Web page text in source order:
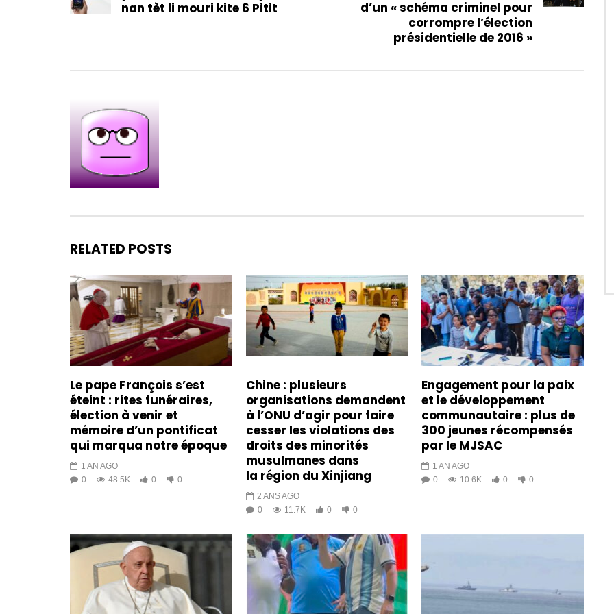
nan tèt li mouri kite 6 Pitit
d’un « schéma criminel pour
corrompre l’élection
présidentielle de 2016 »
RELATED POSTS
Le pape François s’est
éteint : rites funéraires,
élection à venir et
mémoire d’un pontificat
qui marqua notre époque
1 AN AGO
0
48.5K 0 0
Chine : plusieurs
organisations demandent
à l’ONU d’agir pour faire
cesser les violations des
droits des minorités
musulmanes dans
la région du Xinjiang
2 ANS AGO
0
11.7K 0 0
Engagement pour la paix
et le développement
communautaire : plus de
300 jeunes récompensés
par le MJSAC
1 AN AGO
0
10.6K 0 0